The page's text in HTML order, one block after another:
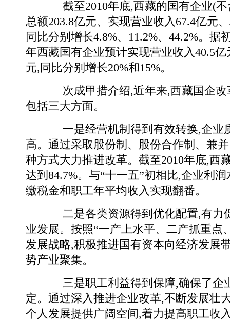
截至2010年底,西藏的国有企业(不
总额203.8亿元、实现营业收入67.4亿元
同比分别增长4.8%、11.2%、44.2%。据
年西藏国有企业预计实现营业收入40.5
元,同比分别增长20%和15%。
次成甲措介绍,近年来,西藏国企改
包括三大方面。
一是经营机制得到有效转换,企业
高。通过采取股份制、股份合作制、兼
种方式大力推进改革。截至2010年底,西
达到84.7%。与“十一五”初相比,企业利
缴税金和职工年平均收入实现翻番。
二是各类资源得到优化配置,有力
业发展。按照“一产上水平、二产抓重点
发展战略,积极推进国有资本向经济发展
势产业聚集。
三是职工利益得到保障,确保了企
定。通过深入推进企业改革,不断发展壮
个人发展提供广阔空间,着力提高职工收